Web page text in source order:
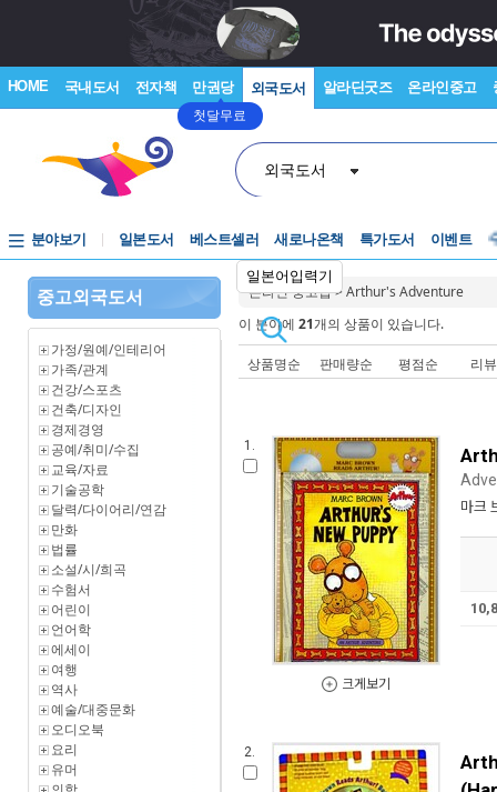
HOME 국내도서 전자책 만권당
첫달무료
외국도서 알라딘굿즈 온라인중고
외국도서
일본어입력기
분야보기 일본도서 베스트셀러 새로나온책 특가도서 이벤트
중고외국도서
가정/원예/인테리어
가족/관계
건강/스포츠
건축/디자인
경제경영
공예/취미/수집
교육/자료
기술공학
달력/다이어리/연감
만화
법률
소설/시/희곡
수험서
어린이
언어학
에세이
여행
역사
예술/대중문화
오디오북
요리
유머
온라인 중고샵>Arthur's Adventure
이 분야에 21개의 상품이 있습니다.
상품명순 판매량순 평점순 리
1.
크게보기
마크
2.